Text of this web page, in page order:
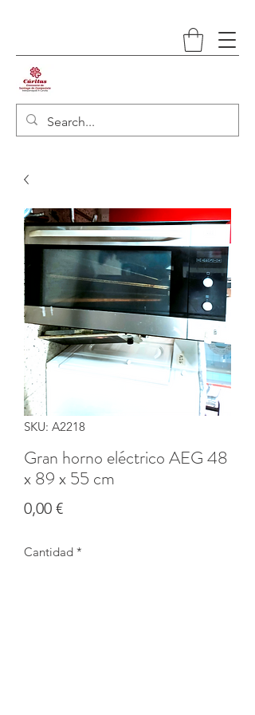
SKU: A2218
Gran horno eléctrico AEG 48
x 89 x 55 cm
0,00 €Precio
Cantidad *